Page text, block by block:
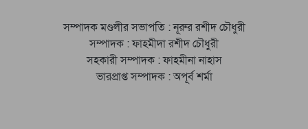
সম্পাদক মণ্ডলীর সভাপতি : নূরুর রশীদ চৌধুরী
সম্পাদক : ফাহমীদা রশীদ চৌধুরী
সহকারী সম্পাদক : ফাহমীনা নাহাস
ভারপ্রাপ্ত সম্পাদক : অপূর্ব শর্মা